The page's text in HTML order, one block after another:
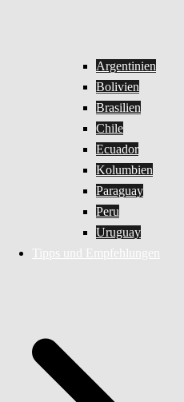
Argentinien
Bolivien
Brasilien
Chile
Ecuador
Kolumbien
Paraguay
Peru
Uruguay
Tipps und Empfehlungen